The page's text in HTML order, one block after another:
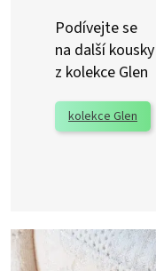
Podívejte se
na další kousky
z kolekce Glen
kolekce Glen